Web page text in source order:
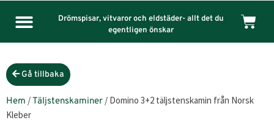
Drömspisar, vitvaror och eldstäder- allt det du
egentligen önskar
Gå tillbaka
Hem /Täljstenskaminer / Domino 3+2 täljstenskamin från Norsk
Kleber